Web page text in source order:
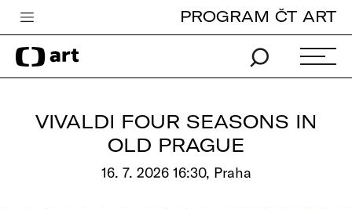
Česká televize
Zpravodajství
PROGRAM ČT ART
VIVALDI FOUR SEASONS IN
OLD PRAGUE
16. 7. 2026 16:30, Praha